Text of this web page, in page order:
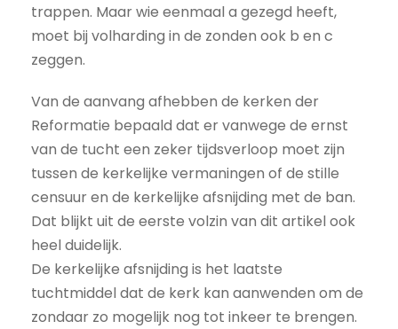
trappen. Maar wie eenmaal a gezegd heeft,
moet bij volharding in de zonden ook b en c
zeggen.
Van de aanvang afhebben de kerken der
Reformatie bepaald dat er vanwege de ernst
van de tucht een zeker tijdsverloop moet zijn
tussen de kerkelijke vermaningen of de stille
censuur en de kerkelijke afsnijding met de ban.
Dat blijkt uit de eerste volzin van dit artikel ook
heel duidelijk.
De kerkelijke afsnijding is het laatste
tuchtmiddel dat de kerk kan aanwenden om de
zondaar zo mogelijk nog tot inkeer te brengen.